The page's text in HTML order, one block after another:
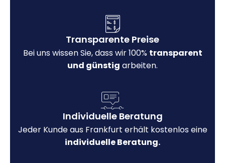
Transparente Preise
Bei uns wissen Sie, dass wir 100% transparent
und günstig arbeiten.
Individuelle Beratung
Jeder Kunde aus Frankfurt erhält kostenlos eine
individuelle Beratung.